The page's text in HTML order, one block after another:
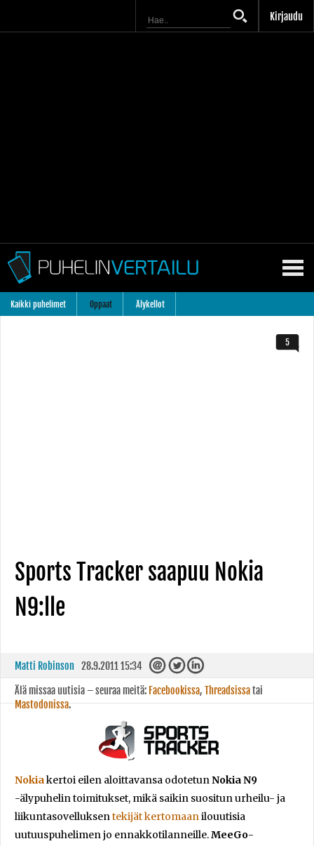
Kirjaudu
Kaikki puhelimet Oppaat Älykellot
Sports Tracker saapuu Nokia
N9:lle
5
Matti Robinson 28.9.2011 15:34
Älä missaa uutisia – seuraa meitä: Facebookissa, Threadsissatai
Mastodonissa.
Nokiakertoi eilen aloittavansa odotetunNokia N9
-älypuhelin toimitukset, mikä saikin suositun urheilu- ja
liikuntasovelluksentekijät kertomaanilouutisia
uutuuspuhelimen jo ennakkotilanneille.MeeGo-